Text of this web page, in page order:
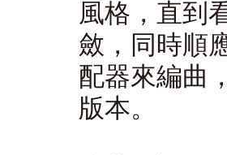
風格，直到
斂，同時順
配器來編曲
版本。